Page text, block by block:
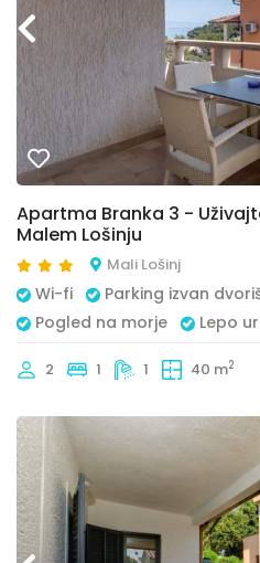
Apartma Branka 3 -
Malem Lošinju
Mali Lošinj
Wi-fi Parking izvan
Pogled na morje
Lepo
2 1 1 40 m2